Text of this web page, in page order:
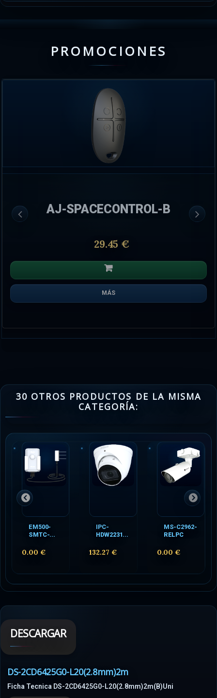
PROMOCIONES
AJ-SPACECONTROL-B
29.45 €
MÁS
30 OTROS PRODUCTOS DE LA MISMA
CATEGORÍA:
EM500-
SMTC-...
0.00 €
IPC-
HDW2231...
132.27 €
MS-C2962-
RELPC
0.00 €
DESCARGAR
DS-2CD6425G0-L20(2.8mm)2m
Ficha Tecnica DS-2CD6425G0-L20(2.8mm)2m(B)Uni